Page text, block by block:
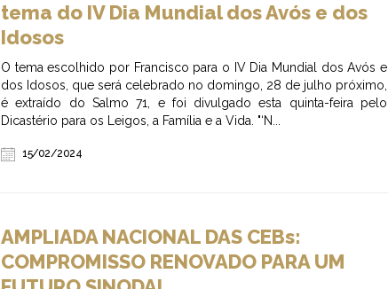
tema do IV Dia Mundial dos Avós e dos
Idosos
O tema escolhido por Francisco para o IV Dia Mundial dos Avós e
dos Idosos, que será celebrado no domingo, 28 de julho próximo,
é extraído do Salmo 71, e foi divulgado esta quinta-feira pelo
Dicastério para os Leigos, a Família e a Vida. "‘N...
15/02/2024
AMPLIADA NACIONAL DAS CEBs:
COMPROMISSO RENOVADO PARA UM